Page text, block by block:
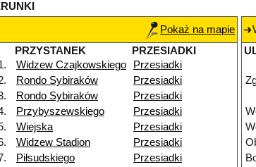
Pokaż na mapie
PRZYSTANEK
PRZESIADKI
Widzew Czajkowskiego
Przesiadki
Rondo Sybiraków
Przesiadki
Rondo Sybiraków
Przesiadki
Przybyszewskiego
Przesiadki
Wiejska
Przesiadki
Widzew Stadion
Przesiadki
Piłsudskiego
Przesiadki